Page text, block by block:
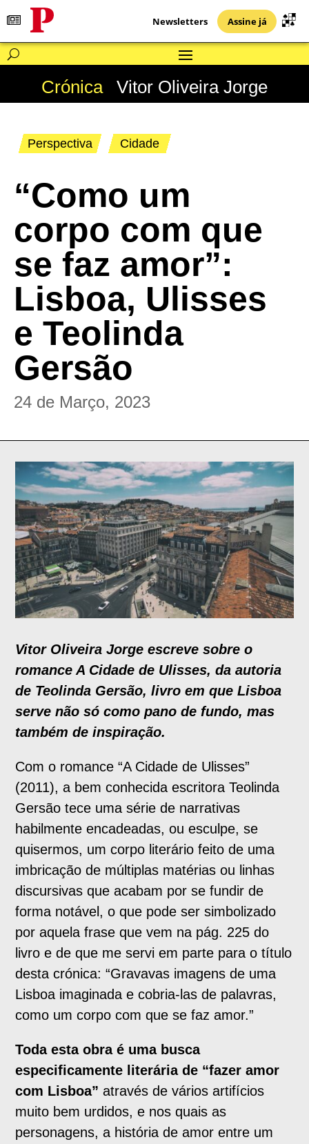
Newsletters Assine já
Crónica Vitor Oliveira Jorge
Perspectiva Cidade
“Como um
corpo com que
se faz amor”:
Lisboa, Ulisses
e Teolinda
Gersão
24 de Março, 2023
Vitor Oliveira Jorge escreve sobre o
romance A Cidade de Ulisses, da autoria
de Teolinda Gersão, livro em que Lisboa
serve não só como pano de fundo, mas
também de inspiração.
Com o romance “A Cidade de Ulisses”
(2011), a bem conhecida escritora Teolinda
Gersão tece uma série de narrativas
habilmente encadeadas, ou esculpe, se
quisermos, um corpo literário feito de uma
imbricação de múltiplas matérias ou linhas
discursivas que acabam por se fundir de
forma notável, o que pode ser simbolizado
por aquela frase que vem na pág. 225 do
livro e de que me servi em parte para o título
desta crónica: “Gravavas imagens de uma
Lisboa imaginada e cobria-las de palavras,
como um corpo com que se faz amor.”
Toda esta obra é uma busca
especificamente literária de “fazer amor
com Lisboa” através de vários artifícios
muito bem urdidos, e nos quais as
personagens, a história de amor entre um